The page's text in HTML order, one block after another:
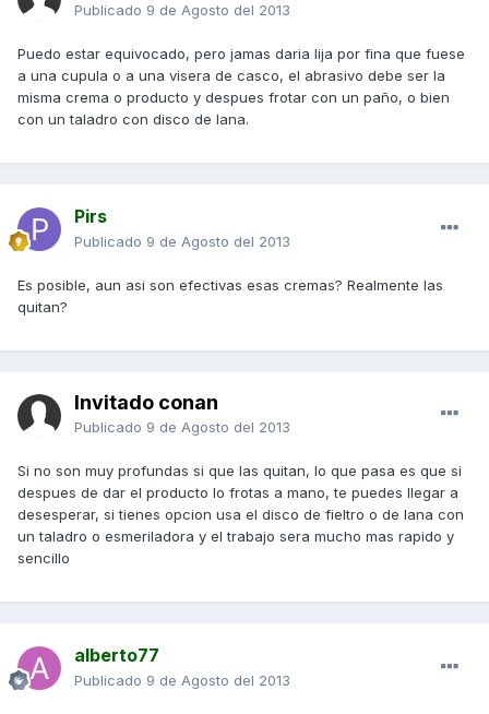
Publicado 9 de Agosto del 2013
Puedo estar equivocado, pero jamas daria lija por fina que fuese
a una cupula o a una visera de casco, el abrasivo debe ser la
misma crema o producto y despues frotar con un paño, o bien
con un taladro con disco de lana.
Pirs
Publicado 9 de Agosto del 2013
Es posible, aun asi son efectivas esas cremas? Realmente las
quitan?
Invitado conan
Publicado 9 de Agosto del 2013
Si no son muy profundas si que las quitan, lo que pasa es que si
despues de dar el producto lo frotas a mano, te puedes llegar a
desesperar, si tienes opcion usa el disco de fieltro o de lana con
un taladro o esmeriladora y el trabajo sera mucho mas rapido y
sencillo
alberto77
Publicado 9 de Agosto del 2013